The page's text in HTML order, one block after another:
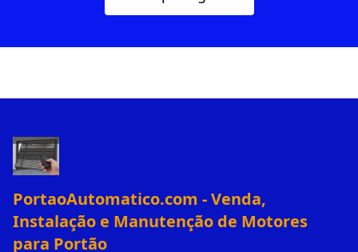
PortaoAutomatico.com - Venda,
Instalação e Manutenção de Motores
para Portão